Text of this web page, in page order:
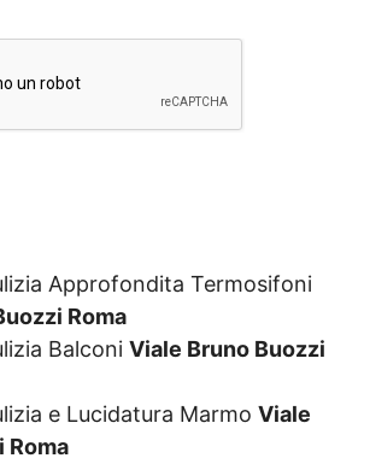
Approfondita Termosifoni
Roma
Balconi Viale Bruno Buozzi
e Lucidatura Marmo Viale
Roma